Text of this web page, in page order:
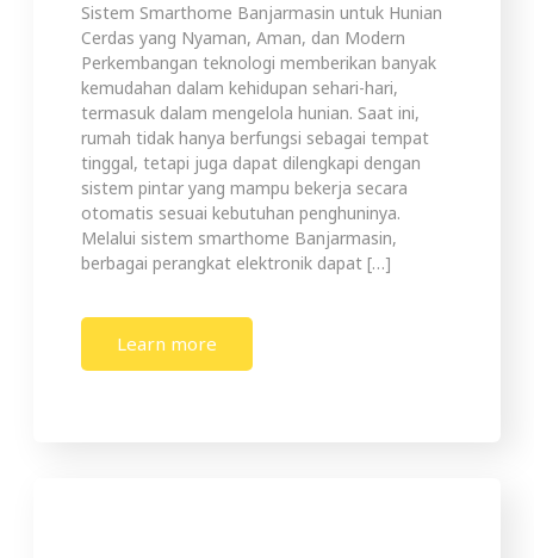
Sistem Smarthome Banjarmasin untuk Hunian
Cerdas yang Nyaman, Aman, dan Modern
Perkembangan teknologi memberikan banyak
kemudahan dalam kehidupan sehari-hari,
termasuk dalam mengelola hunian. Saat ini,
rumah tidak hanya berfungsi sebagai tempat
tinggal, tetapi juga dapat dilengkapi dengan
sistem pintar yang mampu bekerja secara
otomatis sesuai kebutuhan penghuninya.
Melalui sistem smarthome Banjarmasin,
berbagai perangkat elektronik dapat […]
Learn more